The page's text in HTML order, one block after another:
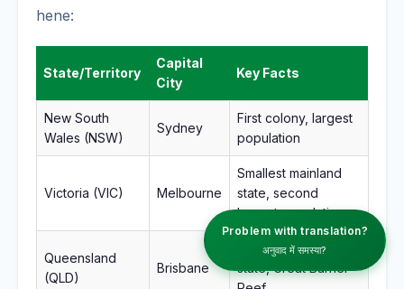
hene:
State/Territory
Capital
City
Key Facts
New South
Wales (NSW)
Sydney
First colony, largest
population
Victoria (VIC) Melbourne
Smallest mainland
state, second
largest population
Queensland
(QLD)
Brisbane
Second largest
state, Great Barrier
Problem with translation?
अनुवाद में समस्या?